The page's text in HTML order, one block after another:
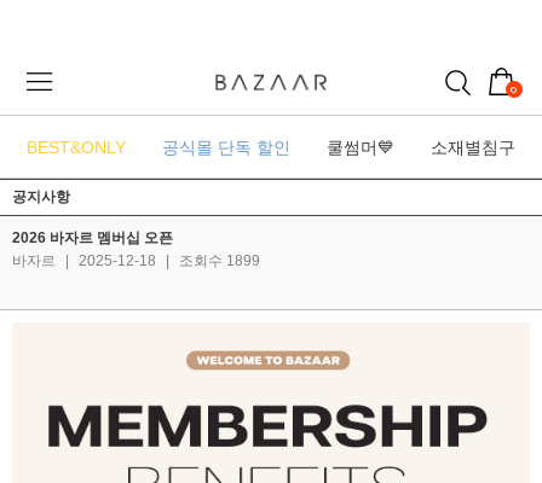
0
BEST&ONLY 공식몰 단독 할인 쿨썸머💙 소재별침구
공지사항
2026 바자르 멤버십 오픈
바자르
2025-12-18 조회수 1899